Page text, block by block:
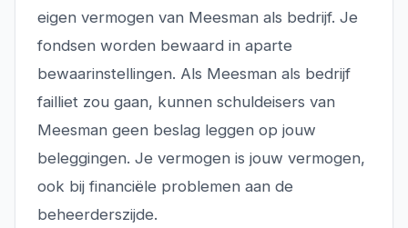
eigen vermogen van Meesman als bedrijf. Je
fondsen worden bewaard in aparte
bewaarinstellingen. Als Meesman als bedrijf
failliet zou gaan, kunnen schuldeisers van
Meesman geen beslag leggen op jouw
beleggingen. Je vermogen is jouw vermogen,
ook bij financiële problemen aan de
beheerderszijde.